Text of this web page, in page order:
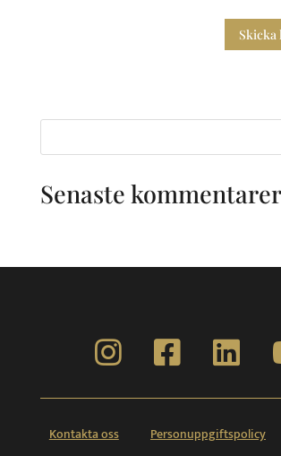
efter:
Senaste kommentarer
Kontakta oss Personuppgiftspolicy